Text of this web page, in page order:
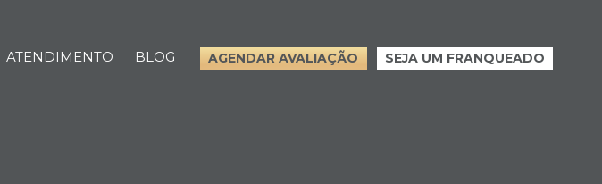
ATENDIMENTO BLOG AGENDAR AVALIAÇÃO SEJA UM FRANQUEADO